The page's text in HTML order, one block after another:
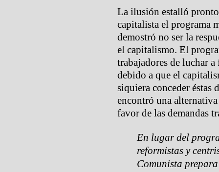
La ilusión estalló
capitalista el programa
demostró no ser la
el capitalismo. El
trabajadores de luchar a
debido a que el
siquiera conceder
encontró una
favor de las demandas
En lugar del
reformistas y
Comunista